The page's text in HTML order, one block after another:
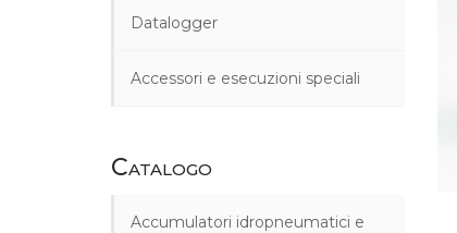
Datalogger
Accessori e esecuzioni speciali
Catalogo
Accumulatori idropneumatici e